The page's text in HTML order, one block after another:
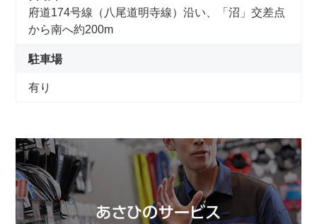
府道174号線（八尾道明寺線）沿い、「沼」交差点
から南へ約200m
駐車場
有り